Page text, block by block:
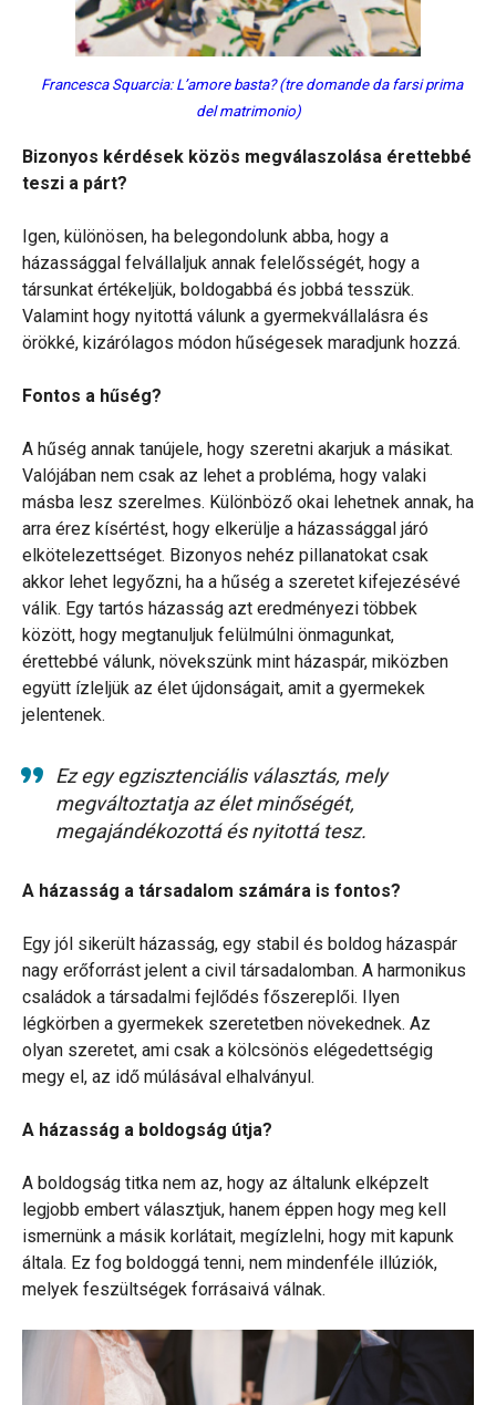
Francesca Squarcia: L’amore basta? (tre domande da farsi prima
del matrimonio)
Bizonyos kérdések közös megválaszolása érettebbé
teszi a párt?
Igen, különösen, ha belegondolunk abba, hogy a
házassággal felvállaljuk annak felelősségét, hogy a
társunkat értékeljük, boldogabbá és jobbá tesszük.
Valamint hogy nyitottá válunk a gyermekvállalásra és
örökké, kizárólagos módon hűségesek maradjunk hozzá.
Fontos a hűség?
A hűség annak tanújele, hogy szeretni akarjuk a másikat.
Valójában nem csak az lehet a probléma, hogy valaki
másba lesz szerelmes. Különböző okai lehetnek annak, ha
arra érez kísértést, hogy elkerülje a házassággal járó
elkötelezettséget. Bizonyos nehéz pillanatokat csak
akkor lehet legyőzni, ha a hűség a szeretet kifejezésévé
válik. Egy tartós házasság azt eredményezi többek
között, hogy megtanuljuk felülmúlni önmagunkat,
érettebbé válunk, növekszünk mint házaspár, miközben
együtt ízleljük az élet újdonságait, amit a gyermekek
jelentenek.
Ez egy egzisztenciális választás, mely
megváltoztatja az élet minőségét,
megajándékozottá és nyitottá tesz.
A házasság a társadalom számára is fontos?
Egy jól sikerült házasság, egy stabil és boldog házaspár
nagy erőforrást jelent a civil társadalomban. A harmonikus
családok a társadalmi fejlődés főszereplői. Ilyen
légkörben a gyermekek szeretetben növekednek. Az
olyan szeretet, ami csak a kölcsönös elégedettségig
megy el, az idő múlásával elhalványul.
A házasság a boldogság útja?
A boldogság titka nem az, hogy az általunk elképzelt
legjobb embert választjuk, hanem éppen hogy meg kell
ismernünk a másik korlátait, megízlelni, hogy mit kapunk
általa. Ez fog boldoggá tenni, nem mindenféle illúziók,
melyek feszültségek forrásaivá válnak.